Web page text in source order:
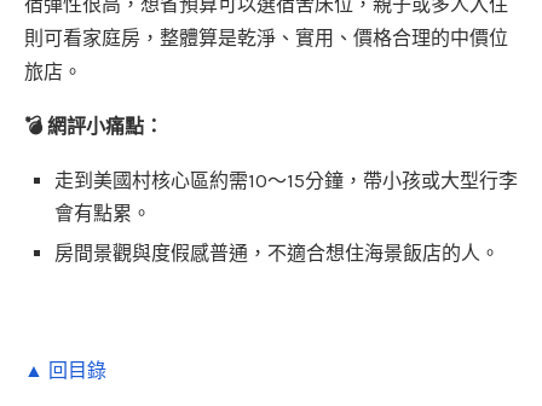
宿彈性很高，想省預算可以選宿舍床位，親子或多人入住
則可看家庭房，整體算是乾淨、實用、價格合理的中價位
旅店。
💣 網評小痛點：
走到美國村核心區約需10～15分鐘，帶小孩或大型行李
會有點累。
房間景觀與度假感普通，不適合想住海景飯店的人。
▲ 回目錄